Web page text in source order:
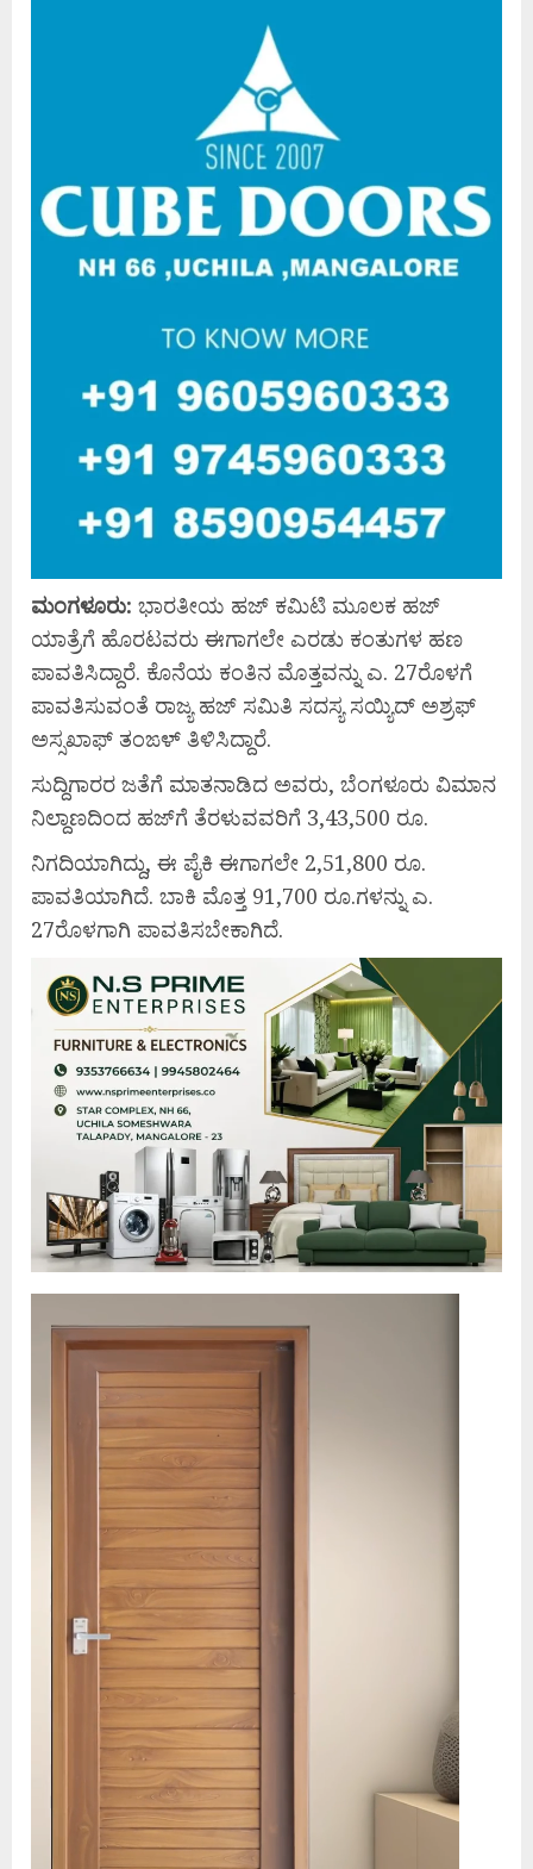
ಮಂಗಳೂರು: ಭಾರತೀಯ ಹಜ್‌ ಕಮಿಟಿ ಮೂಲಕ ಹಜ್‌
ಯಾತ್ರೆಗೆ ಹೊರಟವರು ಈಗಾಗಲೇ ಎರಡು ಕಂತುಗಳ ಹಣ
ಪಾವತಿಸಿದ್ದಾರೆ. ಕೊನೆಯ ಕಂತಿನ ಮೊತ್ತವನ್ನು ಎ. 27ರೊಳಗೆ
ಪಾವತಿಸುವಂತೆ ರಾಜ್ಯ ಹಜ್‌ ಸಮಿತಿ ಸದಸ್ಯ ಸಯ್ಯಿದ್‌ ಅಶ್ರಫ್‌
ಅಸ್ಸಖಾಫ್‌ ತಂಙಳ್‌ ತಿಳಿಸಿದ್ದಾರೆ.
ಸುದ್ದಿಗಾರರ ಜತೆಗೆ ಮಾತನಾಡಿದ ಅವರು, ಬೆಂಗಳೂರು ವಿಮಾನ
ನಿಲ್ದಾಣದಿಂದ ಹಜ್‌ಗೆ ತೆರಳುವವರಿಗೆ 3,43,500 ರೂ.
ನಿಗದಿಯಾಗಿದ್ದು, ಈ ಪೈಕಿ ಈಗಾಗಲೇ 2,51,800 ರೂ.
ಪಾವತಿಯಾಗಿದೆ. ಬಾಕಿ ಮೊತ್ತ 91,700 ರೂ.ಗಳನ್ನು ಎ.
27ರೊಳಗಾಗಿ ಪಾವತಿಸಬೇಕಾಗಿದೆ.